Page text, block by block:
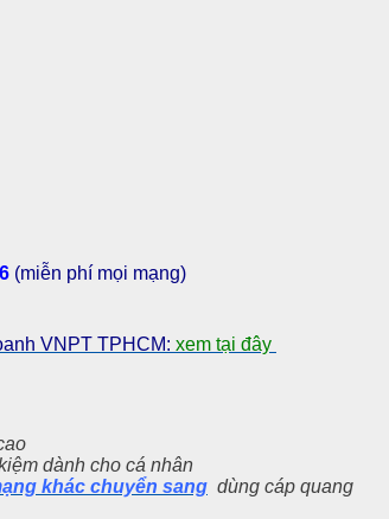
(miễn phí mọi mạng)
VNPT TPHCM: xem tại đây
dành cho cá nhân
khác chuyển sang dùng cáp quang